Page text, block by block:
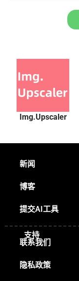
Img.Upscaler
新闻
博客
提交AI工具
支持
联系我们
隐私政策